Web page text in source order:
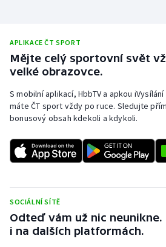
APLIKACE ČT SPORT
Mějte celý sportovní svět
velké obrazovce.
S mobilní aplikací, HbbTV a apkou
máte ČT sport vždy po ruce. Sledujte
bonusový obsah kdekoli a kdykoli.
SOCIÁLNÍ SÍTĚ
Odteď vám už nic neunikne.
i na dalších platformách.